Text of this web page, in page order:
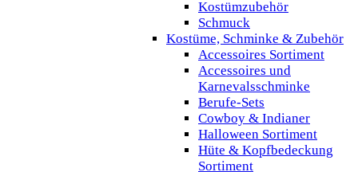
Kostümzubehör
Schmuck
Kostüme, Schminke & Zubehör
Accessoires Sortiment
Accessoires und
Karnevalsschminke
Berufe-Sets
Cowboy & Indianer
Halloween Sortiment
Hüte & Kopfbedeckung
Sortiment